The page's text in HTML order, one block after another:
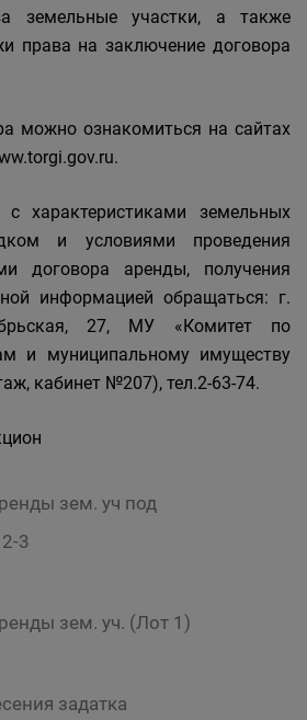
земельные участки, а также
права на заключение договора
можно ознакомиться на сайтах
характеристиками земельных
и условиями проведения
договора аренды, получения
информацией обращаться: г.
27, МУ «Комитет по
и муниципальному имуществу
кабинет №207), тел.2-63-74.
зем. уч под
3
зем. уч. (Лот 1)
задатка